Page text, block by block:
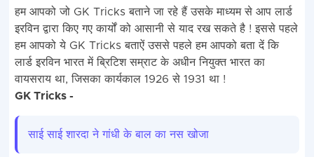
हम आपको जो GK Tricks बताने जा रहे हैं उसके माध्यम से आप लार्ड
इरविन द्वारा किए गए कार्यों को आसानी से याद रख सकते है ! इससे पहले
हम आपको ये GK Tricks बताऐं उससे पहले हम आपको बता दें कि
लार्ड इरविन भारत में ब्रिटिश सम्राट के अधीन नियुक्त भारत का
वायसराय था, जिसका कार्यकाल 1926 से 1931 था !
GK Tricks -
साई साई शारदा ने गांधी के बाल का नस खोजा